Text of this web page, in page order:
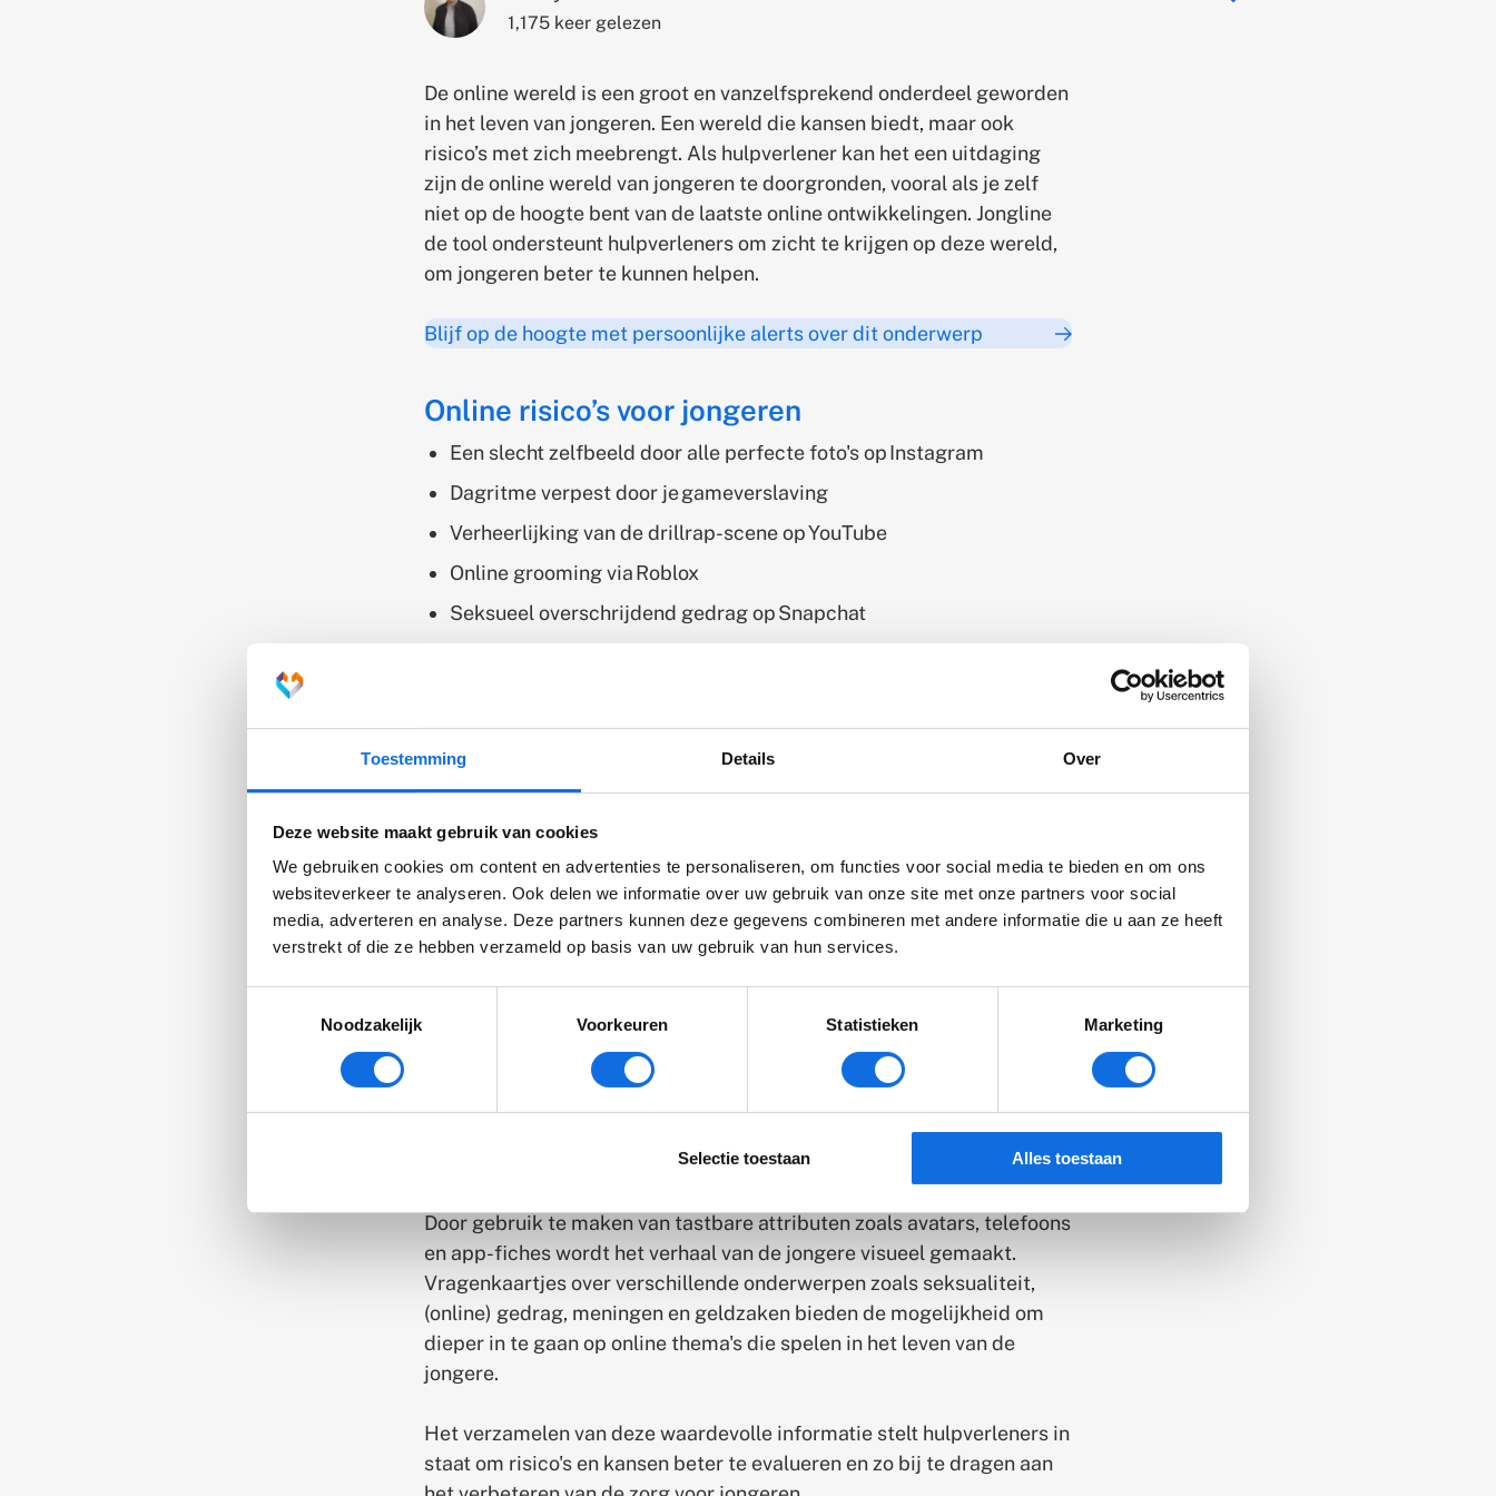
Toestemming Details Over
Deze website maakt gebruik van cookies
We gebruiken cookies om content en advertenties te personaliseren, om functies voor social media te bieden en om ons
websiteverkeer te analyseren. Ook delen we informatie over uw gebruik van onze site met onze partners voor social
media, adverteren en analyse. Deze partners kunnen deze gegevens combineren met andere informatie die u aan ze heeft
verstrekt of die ze hebben verzameld op basis van uw gebruik van hun services.
Noodzakelijk
Voorkeuren Statistieken Marketing
Selectie toestaan Alles toestaan
1,175 keer gelezen
De online wereld is een groot en vanzelfsprekend onderdeel geworden
in het leven van jongeren. Een wereld die kansen biedt, maar ook
risico’s met zich meebrengt. Als hulpverlener kan het een uitdaging
zijn de online wereld van jongeren te doorgronden, vooral als je zelf
niet op de hoogte bent van de laatste online ontwikkelingen. Jongline
de tool ondersteunt hulpverleners om zicht te krijgen op deze wereld,
om jongeren beter te kunnen helpen.
Blijf op de hoogte met persoonlijke alerts over dit onderwerp
Online risico’s voor jongeren
Een slecht zelfbeeld door alle perfecte foto's op Instagram
Dagritme verpest door je gameverslaving
Verheerlijking van de drillrap-scene op YouTube
Online grooming via Roblox
Seksueel overschrijdend gedrag op Snapchat
gedragsproblemen. Hoe kun je dit gedrag proberen te veranderen, als
betekent voor jongeren?
Jongline de tool
In samenwerking metLevvel(externe
link)
,Orion (externe
link)
eniHub(externe
link)
ontwikkelde
Garage2020(externe
link)
een fysieke tool, waarmee een hulpverlener
samen het (digitale) sociale netwerk en telefoongebruik van de
vooral om een open en nieuwsgierig gesprek te voeren waarbij de
jongere als deskundige wordt gezien.
Door gebruik te maken van tastbare attributen zoals avatars, telefoons
en app-fiches wordt het verhaal van de jongere visueel gemaakt.
Vragenkaartjes over verschillende onderwerpen zoals seksualiteit,
(online) gedrag, meningen en geldzaken bieden de mogelijkheid om
dieper in te gaan op online thema's die spelen in het leven van de
jongere.
Het verzamelen van deze waardevolle informatie stelt hulpverleners in
staat om risico's en kansen beter te evalueren en zo bij te dragen aan